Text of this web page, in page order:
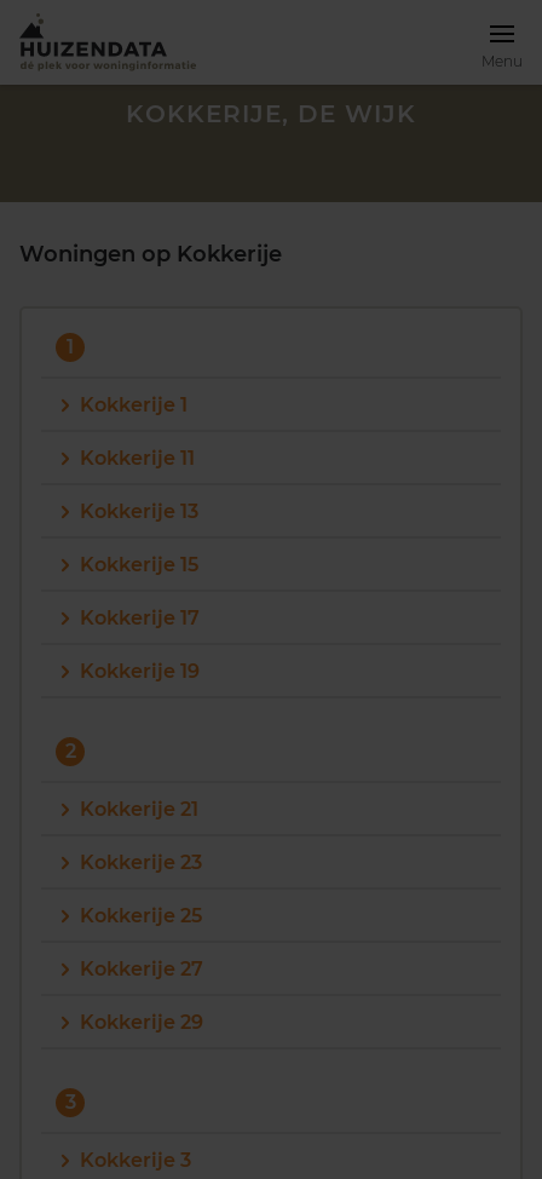
Menu
088 220 4200
Maandag t/m vrijdag - 08:00 -18:00
KOKKERIJE, DE WIJK
Woningen op Kokkerije
1
Kokkerije 1
Kokkerije 11
Kokkerije 13
Kokkerije 15
Kokkerije 17
Kokkerije 19
2
Kokkerije 21
Kokkerije 23
Kokkerije 25
Kokkerije 27
Kokkerije 29
3
Kokkerije 3